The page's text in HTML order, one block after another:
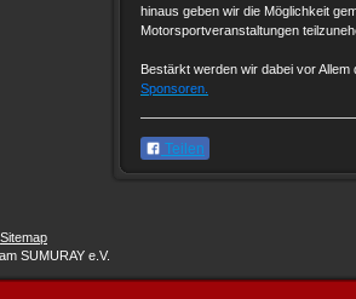
hinaus geben wir die Möglichkeit
Motorsportveranstaltungen
Bestärkt werden wir dabei vor
Sponsoren.
Teilen
Sitemap
SUMURAY e.V.